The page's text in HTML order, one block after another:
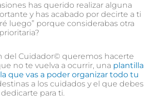
has querido realizar alguna
y has acabado por decirte a ti
luego” porque considerabas otra
del Cuidador© queremos hacerte
no te vuelva a ocurrir, una plantilla
que vas a poder organizar todo tu
a los cuidados y el que debes
para ti.